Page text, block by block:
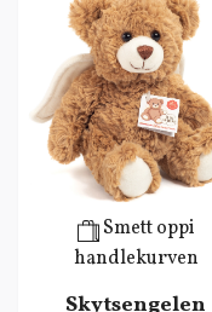
Smett oppi
handlekurven
Skytsengelen